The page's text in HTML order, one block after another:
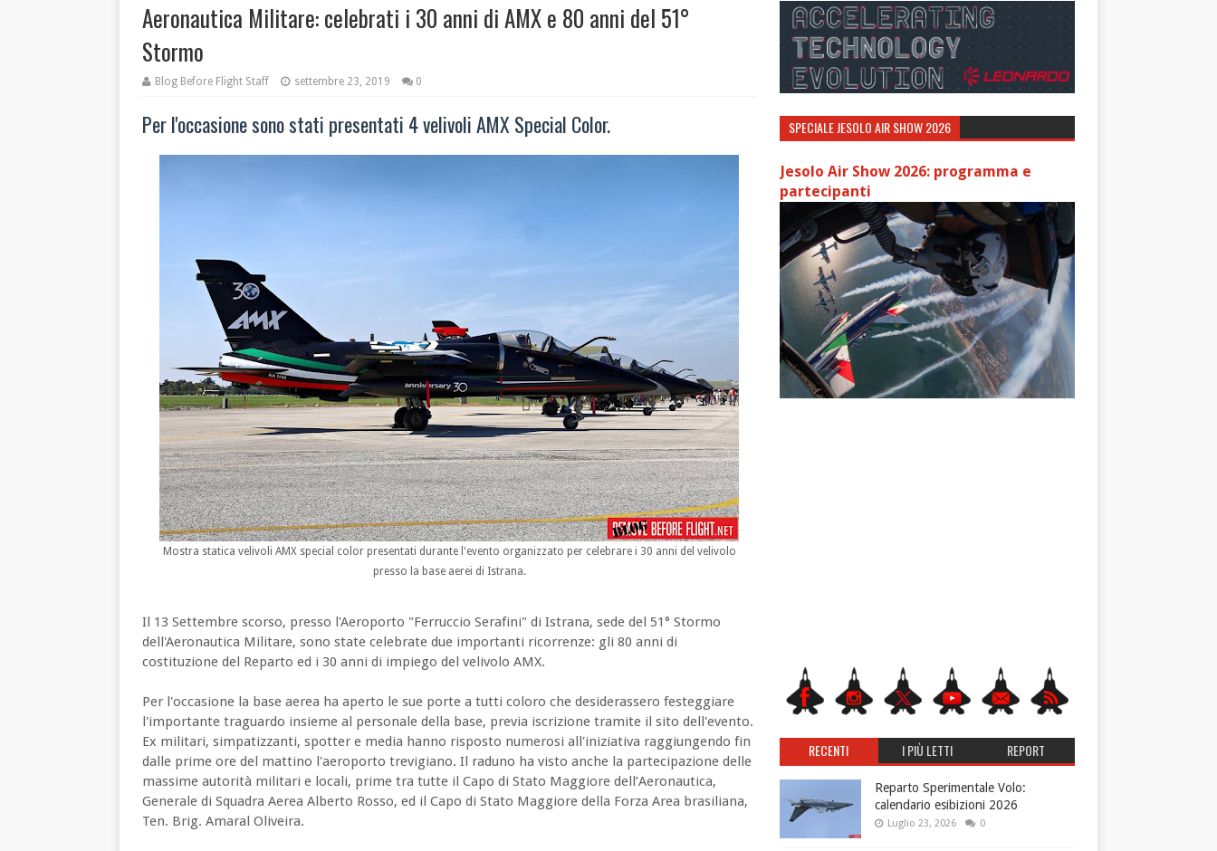
Aeronautica Militare: celebrati i 30 anni di AMX e 80 anni del 51°
Stormo
Blog Before Flight Staff settembre 23, 2019 0
Per l'occasione sono stati presentati 4 velivoli AMX Special Color.
Mostra statica velivoli AMX special color presentati durante l'evento organizzato per celebrare i 30 anni del velivolo
presso la base aerei di Istrana.
Il 13 Settembre scorso, presso l'Aeroporto "Ferruccio Serafini" di Istrana, sede del 51° Stormo
dell'Aeronautica Militare, sono state celebrate due importanti ricorrenze: gli 80 anni di
costituzione del Reparto ed i 30 anni di impiego del velivolo AMX.
Per l'occasione la base aerea ha aperto le sue porte a tutti coloro che desiderassero festeggiare
l'importante traguardo insieme al personale della base, previa iscrizione tramite il sito dell'evento.
Ex militari, simpatizzanti, spotter e media hanno risposto numerosi all'iniziativa raggiungendo fin
dalle prime ore del mattino l'aeroporto trevigiano. Il raduno ha visto anche la partecipazione delle
massime autorità militari e locali, prime tra tutte il Capo di Stato Maggiore dell’Aeronautica,
Generale di Squadra Aerea Alberto Rosso, ed il Capo di Stato Maggiore della Forza Area brasiliana,
Ten. Brig. Amaral Oliveira.
SPECIALE JESOLO AIR SHOW 2026
Jesolo Air Show 2026: programma e
partecipanti
RECENTI I PIÙ LETTI REPORT
Reparto Sperimentale Volo:
calendario esibizioni 2026
Luglio 23, 2026 0